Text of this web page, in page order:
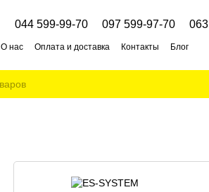
044 599-99-70 097 599-97-70
О нас Оплата и доставка Контакты Блог